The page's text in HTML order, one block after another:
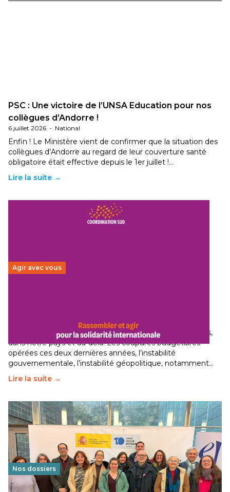
PSC : Une victoire de l’UNSA Education pour nos
collègues d’Andorre !
6 juillet 2026 - National
Enfin ! Le Ministère vient de confirmer que la situation des
collègues d’Andorre au regard de leur couverture santé
obligatoire était effective depuis le 1er juillet !…
Lire la suite →
Agir avec vous
Le secteur humanitaire connaît des difficultés profondes,
dans notre pays et au-delà. Les coupures budgétaires
opérées ces deux dernières années, l’instabilité
gouvernementale, l’instabilité géopolitique, notamment…
Lire la suite →
Nos dossiers